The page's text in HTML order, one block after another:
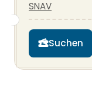
SNAV
Suchen